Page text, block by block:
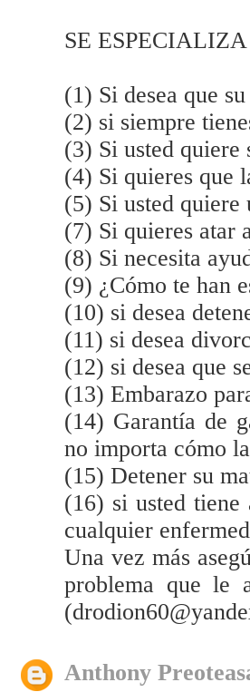
SE
(1) Si desea que
(2) si siempre
(3) Si usted
(4) Si quieres que
(5) Si usted quiere
(7) Si quieres atar
(8) Si necesita
(9) ¿Cómo te han
(10) si desea
(11) si desea
(12) si desea que
(13) Embarazo
(14) Garantía de
no importa cómo
(15) Detener su
(16) si usted
cualquier
Una vez más
problema que le
Anthony